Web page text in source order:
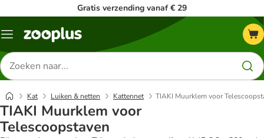
Gratis verzending vanaf € 29
Menu
Zoeken
naar
producten
Kat Luiken & netten Kattennet TIAKI Muurklem voor
TIAKI Muurklem voor
Telescoopstaven